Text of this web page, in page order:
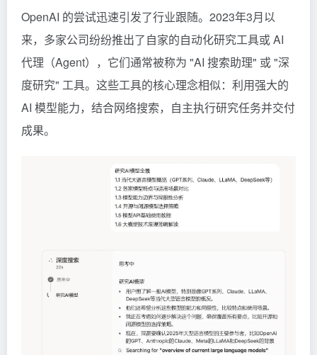
OpenAI 的尝试迅速引发了行业跟随。2023年3月以
来，多家公司纷纷推出了自家的自动化研究工具或 AI
代理（Agent），它们通常被称为 "AI 搜索助理" 或 "深
度研究" 工具。这些工具的核心理念相似：利用强大的
AI 模型能力，结合网络搜索，自主执行研究任务并交付
成果。